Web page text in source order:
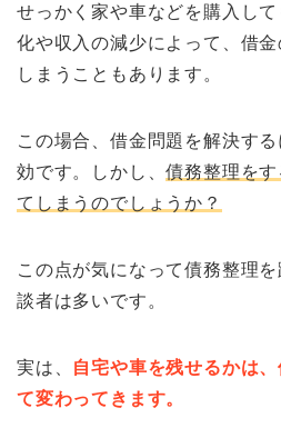
せっかく家や車などを購入し
化や収入の減少によって、借
しまうこともあります。
この場合、借金問題を解決する
効です。しかし、債務整理を
てしまうのでしょうか？
この点が気になって債務整理
談者は多いです。
実は、 自宅や車を残せるかは
て変わってきます。